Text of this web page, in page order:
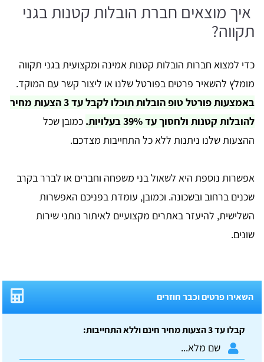
איך מוצאים חברת הובלות קטנות בגני
תקווה?
כדי למצוא חברות הובלות קטנות אמינה ומקצועית בגני תקווה
מומלץ להשאיר פרטים בפורטל שלנו או ליצור קשר עם המוקד.
באמצעות פורטל טופ הובלות תוכלו לקבל עד 3 הצעות מחיר
להובלות קטנות ולחסוך עד 39% בעלויות.
כמובן שכל
ההצעות שלנו ניתנות ללא כל התחייבות מצדכם.
אפשרות נוספת היא לשאול בני משפחה וחברים או לברר בקרב
שכנים ברחוב ובשכונה. וכמובן, עומדת בפניכם האפשרות
השלישית, להיעזר באתרים מקצועיים לאיתור נותני שירות
שונים.
השאירו פרטים וכבר חוזרים
קבלו עד 3 הצעות מחיר חינם וללא התחייבות: